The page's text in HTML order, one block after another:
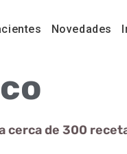
Novedades
cerca de 300